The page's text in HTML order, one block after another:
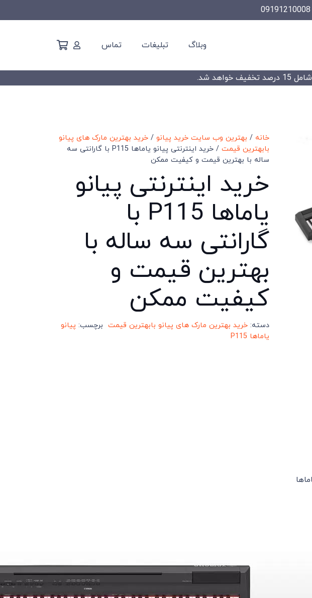
09191210008
وبلاگ تبلیغات تماس
شد.
خانه / بهترین وب سایت خرید پیانو/ خرید بهترین مارک های پیانو
بابهترین قیمت
/ خرید اینترنتی پیانو یاماها P115 با گارانتی سه
ساله با بهترین قیمت و کیفیت ممکن
خرید اینترنتی پیانو
یاماها P115 با
گارانتی سه ساله با
بهترین قیمت و
کیفیت ممکن
دسته: خرید بهترین مارک های پیانو بابهترین قیمت برچسب: پیانو
یاماها P115